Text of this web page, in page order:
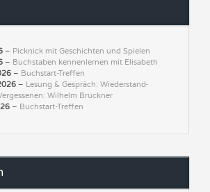
– Picknick mit Geschichten und Spielen
– Buchstaben kennenlernen mit Elisabeth
– Buchstart-Treffen
– Lesung & Gespräch: Wiederstand-
Wilhelm Bruckner
– Buchstart-Treffen